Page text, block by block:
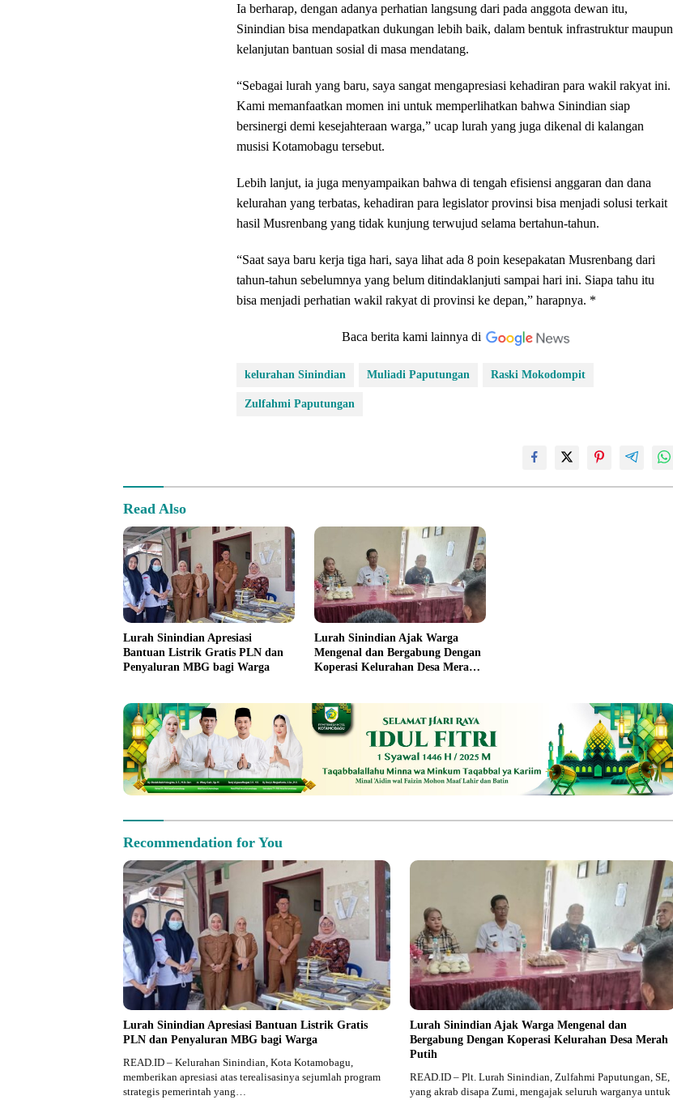
Ia berharap, dengan adanya perhatian langsung dari pada anggota dewan itu,
Sinindian bisa mendapatkan dukungan lebih baik, dalam bentuk infrastruktur maupun
kelanjutan bantuan sosial di masa mendatang.
“Sebagai lurah yang baru, saya sangat mengapresiasi kehadiran para wakil rakyat ini.
Kami memanfaatkan momen ini untuk memperlihatkan bahwa Sinindian siap
bersinergi demi kesejahteraan warga,” ucap lurah yang juga dikenal di kalangan
musisi Kotamobagu tersebut.
Lebih lanjut, ia juga menyampaikan bahwa di tengah efisiensi anggaran dan dana
kelurahan yang terbatas, kehadiran para legislator provinsi bisa menjadi solusi terkait
hasil Musrenbang yang tidak kunjung terwujud selama bertahun-tahun.
“Saat saya baru kerja tiga hari, saya lihat ada 8 poin kesepakatan Musrenbang dari
tahun-tahun sebelumnya yang belum ditindaklanjuti sampai hari ini. Siapa tahu itu
bisa menjadi perhatian wakil rakyat di provinsi ke depan,” harapnya. *
Baca berita kami lainnya di
kelurahan Sinindian Muliadi Paputungan Raski Mokodompit
Zulfahmi Paputungan
Read Also
Lurah Sinindian Apresiasi
Bantuan Listrik Gratis PLN dan
Penyaluran MBG bagi Warga
Lurah Sinindian Ajak Warga
Mengenal dan Bergabung Dengan
Koperasi Kelurahan Desa Merah
Recommendation for You
Lurah Sinindian Apresiasi Bantuan Listrik Gratis
PLN dan Penyaluran MBG bagi Warga
READ.ID – Kelurahan Sinindian, Kota Kotamobagu,
memberikan apresiasi atas terealisasinya sejumlah program
strategis pemerintah yang…
Lurah Sinindian Ajak Warga Mengenal dan
Bergabung Dengan Koperasi Kelurahan Desa Merah
Putih
READ.ID – Plt. Lurah Sinindian, Zulfahmi Paputungan, SE,
yang akrab disapa Zumi, mengajak seluruh warganya untuk